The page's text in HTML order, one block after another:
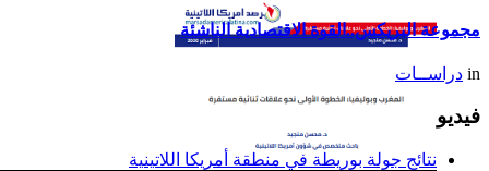
مجموعة البريكس..القوة الاقتصادية الناشئة
in دراســات
فيديو
نتائج جولة بوريطة في منطقة أمريكا اللاتينية